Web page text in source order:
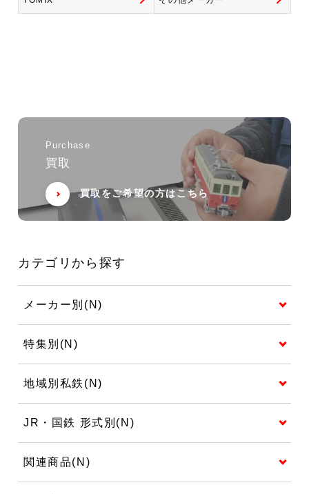
Purchase
買取
買取をご希望の方はこちら
カテゴリから探す
メーカー別(N)
特集別(N)
地域別私鉄(N)
JR・国鉄 形式別(N)
関連商品(N)